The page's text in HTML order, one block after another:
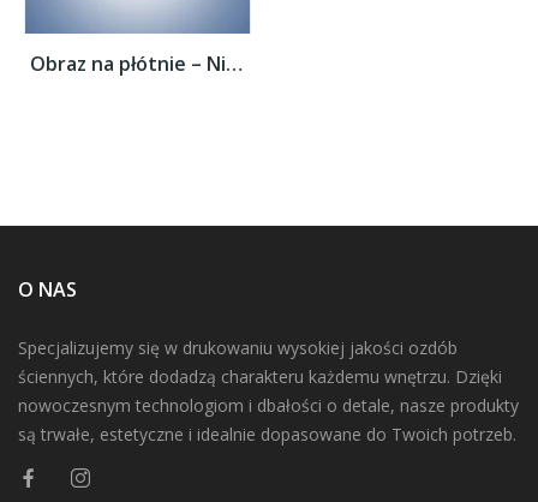
Obraz na płótnie – Niski niegroźny...
O NAS
Specjalizujemy się w drukowaniu wysokiej jakości ozdób
ściennych, które dodadzą charakteru każdemu wnętrzu. Dzięki
nowoczesnym technologiom i dbałości o detale, nasze produkty
są trwałe, estetyczne i idealnie dopasowane do Twoich potrzeb.